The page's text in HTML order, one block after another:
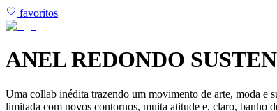
favoritos
ANEL REDONDO
Uma collab inédita trazendo um movimento de arte, moda e
limitada com novos contornos, muita atitude e, claro, banho